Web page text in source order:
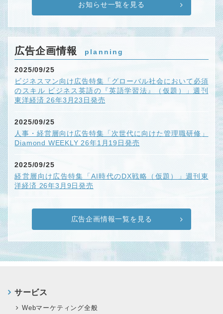
お知らせ一覧を見る
広告企画情報 planning
2025/09/25
ビジネスマン向け広告特集「グローバル社会において必須
のスキル ビジネス英語の『英語学習法』（仮題）」週刊
東洋経済 26年3月23日発売
2025/09/25
人事・経営層向け広告特集「次世代に向けた管理職研修」
Diamond WEEKLY 26年1月19日発売
2025/09/25
経営層向け広告特集「AI時代のDX戦略（仮題）」週刊東
洋経済 26年3月9日発売
広告企画情報一覧を見る
サービス
Webマーケティング全般